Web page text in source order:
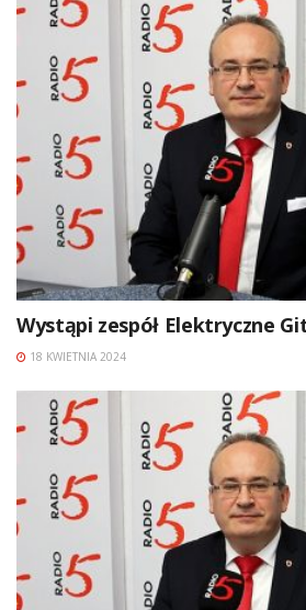
Wystąpi zespół Elektryczne
18 KWIETNIA 2024